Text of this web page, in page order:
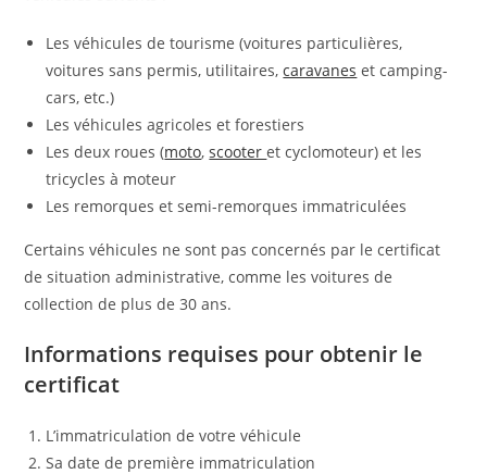
Les véhicules de tourisme (voitures particulières,
voitures sans permis, utilitaires,caravanes et camping-
cars, etc.)
Les véhicules agricoles et forestiers
Les deux roues (moto,scooteret cyclomoteur) et les
tricycles à moteur
Les remorques et semi-remorques immatriculées
Certains véhicules ne sont pas concernés par le certificat
de situation administrative, comme les voitures de
collection de plus de 30 ans.
Informations requises pour obtenir le
certificat
L’immatriculation de votre véhicule
Sa date de première immatriculation